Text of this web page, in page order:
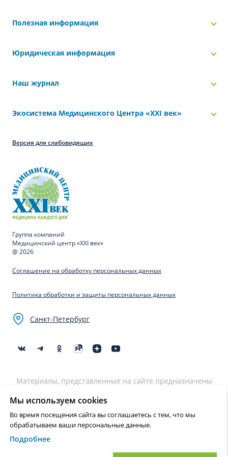
Полезная информация
Юридическая информация
Наш журнал
Экосистема Медицинского Центра «‎XXI век»
Версия для слабовидящих
Группа компаний
Медицинский центр «XXI век»
@ 2026
Соглашение на обработку персональных данных
Политика обработки и защиты персональных данных
Санкт-Петербург
Материалы, представленные на сайте предназначены
использованы для постановки диагноза, назначения
лечения и не являются медицинскими рекомендациями.
Необходима консультация специалиста.
Нашли ошибку? Выделите текст и нажмите Ctrl+Enter или на ссылку
Мы используем cookies
Во время посещения сайта вы соглашаетесь с тем, что мы
обрабатываем ваши персональные данные.
Подробнее